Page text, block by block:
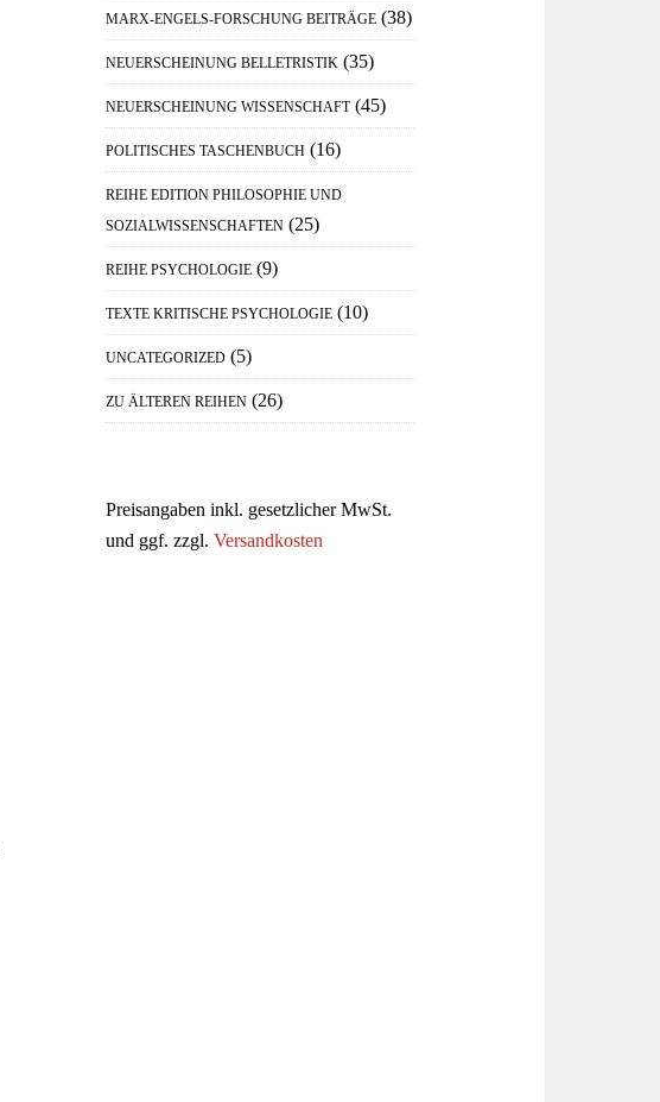
MARX-ENGELS-FORSCHUNG BEITRÄGE (38)
NEUERSCHEINUNG BELLETRISTIK (35)
NEUERSCHEINUNG WISSENSCHAFT (45)
POLITISCHES TASCHENBUCH (16)
REIHE EDITION PHILOSOPHIE UND
SOZIALWISSENSCHAFTEN (25)
REIHE PSYCHOLOGIE (9)
TEXTE KRITISCHE PSYCHOLOGIE (10)
UNCATEGORIZED (5)
ZU ÄLTEREN REIHEN (26)
Preisangaben inkl. gesetzlicher MwSt.
und ggf. zzgl. Versandkosten